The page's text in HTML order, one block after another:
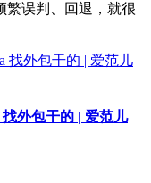
繁误判、回退，就很
外包干的 | 爱范儿